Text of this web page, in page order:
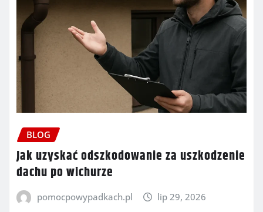
BLOG
Jak uzyskać odszkodowanie za uszkodzenie
dachu po wichurze
pomocpowypadkach.pl lip 29, 2026